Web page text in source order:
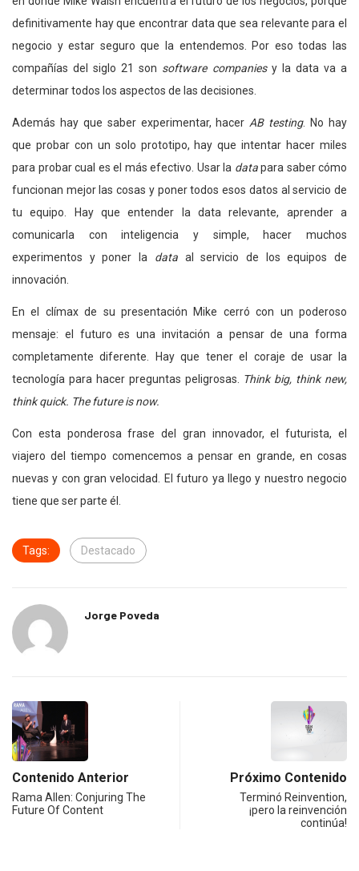
definitivamente hay que encontrar data que sea relevante para el
negocio y estar seguro que la entendemos. Por eso todas las
compañías del siglo 21 son software companiesy la data va a
determinar todos los aspectos de las decisiones.
Además hay que saber experimentar, hacer AB testing. No hay
que probar con un solo prototipo, hay que intentar hacer miles
para probar cual es el más efectivo. Usar la datapara saber cómo
funcionan mejor las cosas y poner todos esos datos al servicio de
tu equipo. Hay que entender la data relevante, aprender a
comunicarla con inteligencia y simple, hacer muchos
experimentos y poner la dataal servicio de los equipos de
innovación.
En el clímax de su presentación Mike cerró con un poderoso
mensaje: el futuro es una invitación a pensar de una forma
completamente diferente. Hay que tener el coraje de usar la
tecnología para hacer preguntas peligrosas.
Think big, think new,
think quick. The future is now.
Con esta ponderosa frase del gran innovador, el futurista, el
viajero del tiempo comencemos a pensar en grande, en cosas
nuevas y con gran velocidad. El futuro ya llego y nuestro negocio
tiene que ser parte él.
Tags: Destacado
Jorge Poveda
Contenido Anterior
Rama Allen: Conjuring The
Future Of Content
Próximo Contenido
Terminó Reinvention,
¡pero la reinvención
continúa!